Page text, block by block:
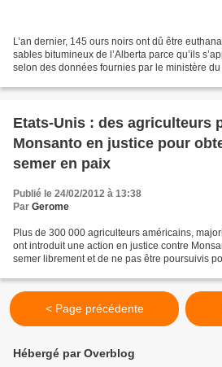
L’an dernier, 145 ours noirs ont dû être
sables bitumineux de l’Alberta parce qu’ils
selon des données fournies par le ministère
Etats-Unis : des agriculteurs
Monsanto en justice pour
semer en paix
Publié le 24/02/2012 à 13:38
Par Gerome
Plus de 300 000 agriculteurs américains,
ont introduit une action en justice contre
semer librement et de ne pas être poursuivis
< Page précédente
Hébergé par Overblog